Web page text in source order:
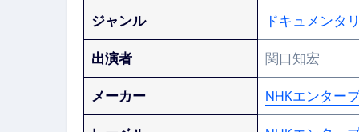
ジャンル ドキュメンタ
出演者 関口知宏
メーカー NHKエンター